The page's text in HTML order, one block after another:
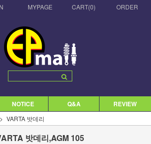
MYPAGE CART(0) ORDER
NOTICE Q&A REVIEW
VARTA 밧데리
밧데리,AGM 105